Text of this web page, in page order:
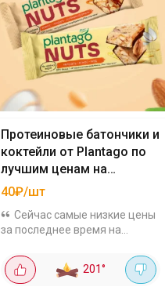
Протеиновые батончики и
коктейли от Plantago по
лучшим ценам на
Маркете
40₽/шт
Сейчас самые низкие цены
за последнее время на
коктейли Plantagoна Маркете
💪. Отличный вариант для
201°